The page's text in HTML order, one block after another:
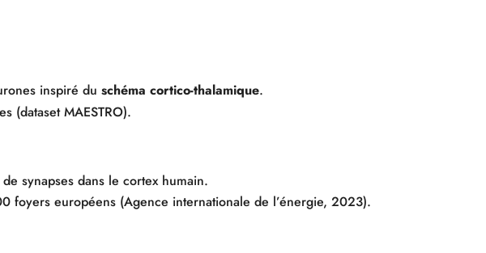
inspiré duschéma cortico-thalamique.
(dataset MAESTRO).
synapses dans le cortex humain.
foyers européens (Agence internationale de l’énergie, 2023).